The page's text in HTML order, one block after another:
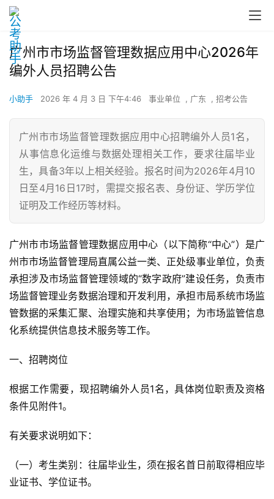
广州市市场监督管理数据应用中心2026年
编外人员招聘公告
小助手 2026 年 4 月 3 日 下午4:46 事业单位 , 广东 , 招考公告
广州市市场监督管理数据应用中心招聘编外人员1名，
从事信息化运维与数据处理相关工作，要求往届毕业
生，具备3年以上相关经验。报名时间为2026年4月10
日至4月16日17时，需提交报名表、身份证、学历学位
证明及工作经历等材料。
广州市市场监督管理数据应用中心（以下简称“中心”）是广
州市市场监督管理局直属公益一类、正处级事业单位，负责
承担涉及市场监督管理领域的“数字政府”建设任务，负责市
场监督管理业务数据治理和开发利用，承担市局系统市场监
管数据的采集汇聚、治理实施和共享使用；为市场监管信息
化系统提供信息技术服务等工作。
一、招聘岗位
根据工作需要，现招聘编外人员1名，具体岗位职责及资格
条件见附件1。
有关要求说明如下：
（一）考生类别：往届毕业生，须在报名首日前取得相应毕
业证书、学位证书。